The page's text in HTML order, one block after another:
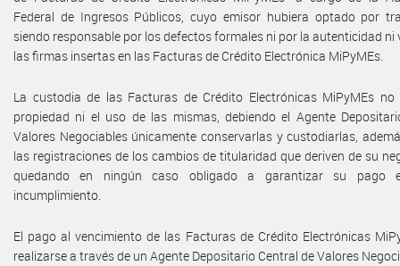
Federal de Ingresos Públicos, cuyo emisor hubiera optado por
siendo responsable por los defectos formales ni por la autenticidad ni
las firmas insertas en las Facturas de Crédito Electrónica MiPyMEs.
La custodia de las Facturas de Crédito Electrónicas MiPyMEs
propiedad ni el uso de las mismas, debiendo el Agente
Valores Negociables únicamente conservarlas y custodiarlas,
las registraciones de los cambios de titularidad que deriven de su
quedando en ningún caso obligado a garantizar su pago
incumplimiento.
El pago al vencimiento de las Facturas de Crédito Electrónicas
realizarse a través de un Agente Depositario Central de Valores